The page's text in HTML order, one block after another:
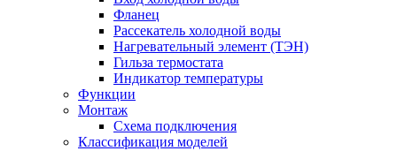
Фланец
Рассекатель холодной воды
Нагревательный элемент (ТЭН)
Гильза термостата
Индикатор температуры
Функции
Монтаж
Схема подключения
Классификация моделей